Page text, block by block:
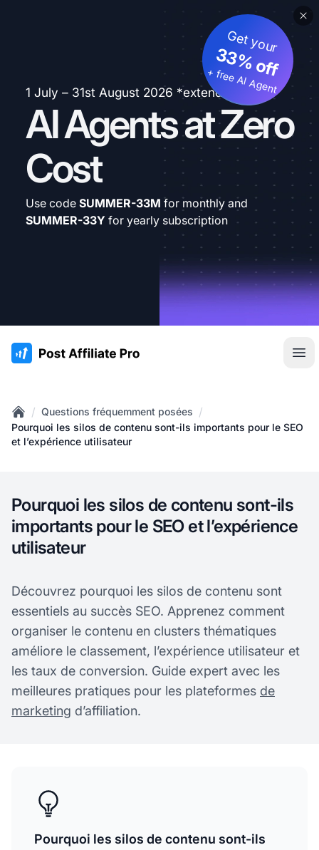
1 July – 31st August 2026 *extended
AI Agents at Zero
Cost
Get your
33% off
+ free AI Agent
Use code SUMMER-33M for monthly and
SUMMER-33Y for yearly subscription
:site.title
Home
/ Questions fréquemment posées /
Pourquoi les silos de contenu sont-ils importants pour le SEO
et l’expérience utilisateur
Pourquoi les silos de contenu sont-ils
importants pour le SEO et l’expérience
utilisateur
Découvrez pourquoi les silos de contenu sont
essentiels au succès SEO. Apprenez comment
organiser le contenu en clusters thématiques
améliore le classement, l’expérience utilisateur et
les taux de conversion. Guide expert avec les
meilleures pratiques pour les plateformes de
marketing d’affiliation.
Pourquoi les silos de contenu sont-ils